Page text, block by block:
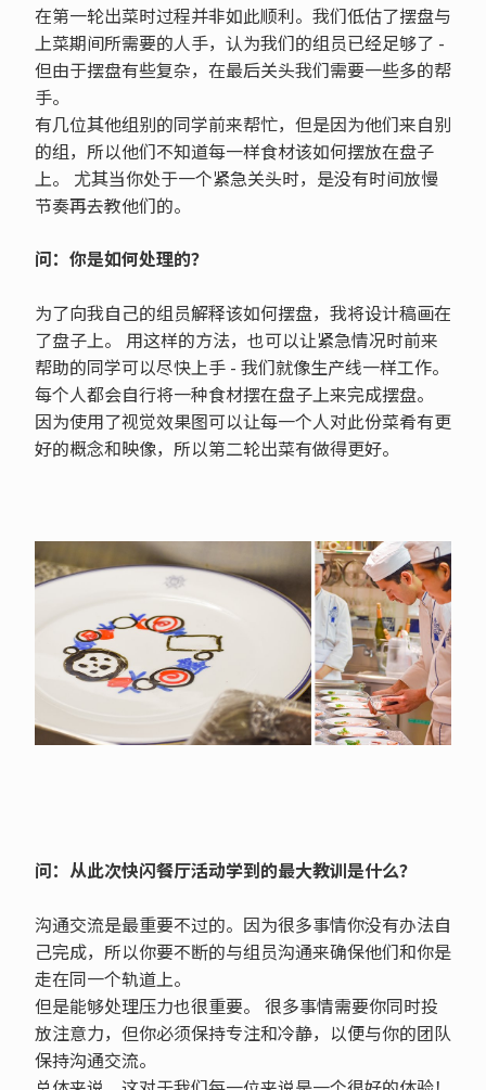
在第一轮出菜时过程并非如此顺利。我们低估了摆盘与
上菜期间所需要的人手，认为我们的组员已经足够了 -
但由于摆盘有些复杂，在最后关头我们需要一些多的帮
手。
有几位其他组别的同学前来帮忙，但是因为他们来自别
的组，所以他们不知道每一样食材该如何摆放在盘子
上。 尤其当你处于一个紧急关头时，是没有时间放慢
节奏再去教他们的。
问：你是如何处理的？
为了向我自己的组员解释该如何摆盘，我将设计稿画在
了盘子上。 用这样的方法，也可以让紧急情况时前来
帮助的同学可以尽快上手 - 我们就像生产线一样工作。
每个人都会自行将一种食材摆在盘子上来完成摆盘。
因为使用了视觉效果图可以让每一个人对此份菜肴有更
好的概念和映像，所以第二轮出菜有做得更好。
问：从此次快闪餐厅活动学到的最大教训是什么？
沟通交流是最重要不过的。因为很多事情你没有办法自
己完成，所以你要不断的与组员沟通来确保他们和你是
走在同一个轨道上。
但是能够处理压力也很重要。 很多事情需要你同时投
放注意力，但你必须保持专注和冷静，以便与你的团队
保持沟通交流。